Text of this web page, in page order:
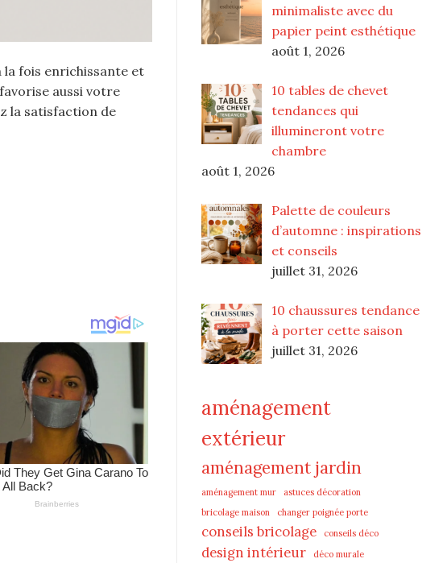
la fois enrichissante et
aussi votre
la satisfaction de
minimaliste avec du
papier peint esthétique
août 1, 2026
10 tables de chevet
tendances qui
illumineront votre
chambre
août 1, 2026
Palette de couleurs
d’automne : inspirations
et conseils
juillet 31, 2026
10 chaussures tendance
à porter cette saison
juillet 31, 2026
aménagement
extérieur
aménagement jardin
aménagement mur
astuces décoration
bricolage maison
changer poignée porte
conseils bricolage conseils déco
design intérieur déco murale